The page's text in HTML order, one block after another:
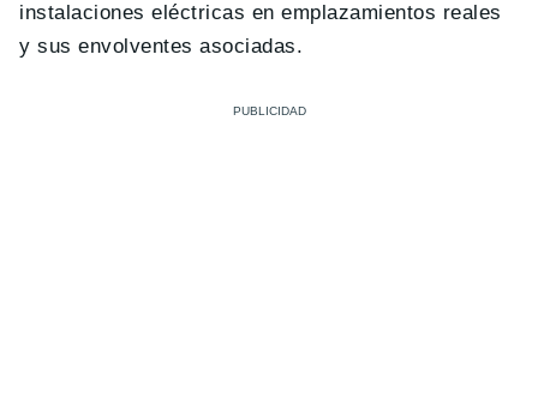
instalaciones eléctricas en emplazamientos reales
y sus envolventes asociadas.